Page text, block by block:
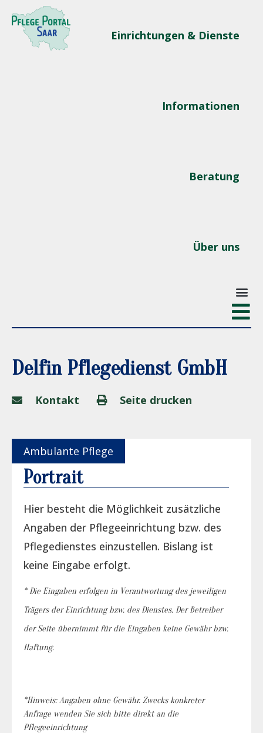
Einrichtungen & Dienste
Informationen
Beratung
Über uns
Delfin Pflegedienst GmbH
Kontakt Seite drucken
Ambulante Pflege
Portrait
Hier besteht die Möglichkeit zusätzliche
Angaben der Pflegeeinrichtung bzw. des
Pflegedienstes einzustellen. Bislang ist
keine Eingabe erfolgt.
* Die Eingaben erfolgen in Verantwortung des jeweiligen
Trägers der Einrichtung bzw. des Dienstes. Der Betreiber
der Seite übernimmt für die Eingaben keine Gewähr bzw.
Haftung.
*Hinweis: Angaben ohne Gewähr. Zwecks konkreter
Anfrage wenden Sie sich bitte direkt an die
Pflegeeinrichtung